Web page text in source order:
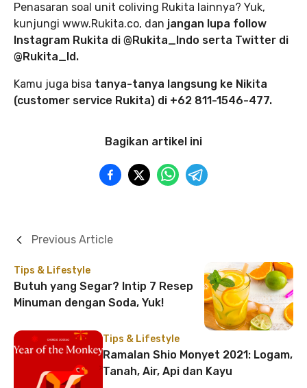
Penasaran soal unit coliving Rukita lainnya? Yuk,
kunjungi www.Rukita.co, dan jangan lupa follow
Instagram Rukita di @Rukita_Indo serta Twitter di
@Rukita_Id.
Kamu juga bisa tanya-tanya langsung ke Nikita
(customer service Rukita) di +62 811-1546-477.
Bagikan artikel ini
Tips & Lifestyle
Butuh yang Segar? Intip 7 Resep
Minuman dengan Soda, Yuk!
Previous Article
Tips & Lifestyle
Ramalan Shio Monyet 2021: Logam,
Tanah, Air, Api dan Kayu